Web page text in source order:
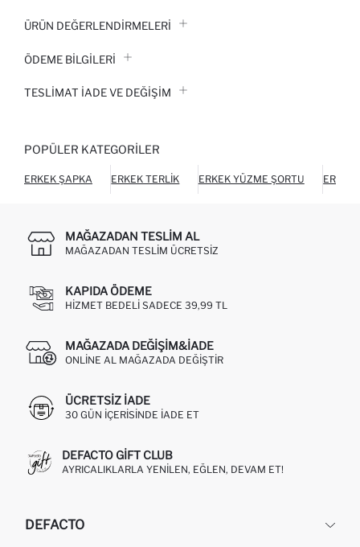
ÜRÜN DEĞERLENDİRMELERİ
ÖDEME BİLGİLERİ
TESLIMAT İADE VE DEĞIŞIM
POPÜLER KATEGORILER
ERKEK ŞAPKA ERKEK TERLIK ERKEK YÜZME ŞORTU ERKEK
MAĞAZADAN TESLIM AL
MAĞAZADAN TESLIM ÜCRETSIZ
KAPIDA ÖDEME
HIZMET BEDELI SADECE 39,99 TL
MAĞAZADA DEĞIŞIM&İADE
ONLINE AL MAĞAZADA DEĞIŞTIR
ÜCRETSIZ IADE
30 GÜN IÇERISINDE IADE ET
DEFACTO GIFT CLUB
AYRICALIKLARLA YENILEN, EĞLEN, DEVAM ET!
DEFACTO